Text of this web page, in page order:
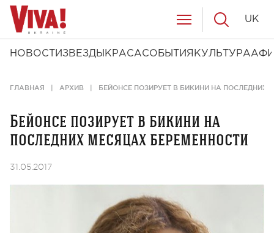
НОВОСТИ ЗВЕЗДЫ КРАСАСОБЫТИЯ КУЛЬТУРА
UK
ГЛАВНАЯ АРХИВ БЕЙОНСЕ ПОЗИРУЕТ В БИКИНИ НА ПОСЛЕДНИХ
Бейонсе позирует в бикини на
последних месяцах беременности
31.05.2017